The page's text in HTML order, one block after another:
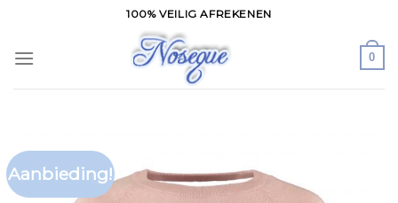
content
100% VEILIG AFREKENEN
0
Aanbieding!